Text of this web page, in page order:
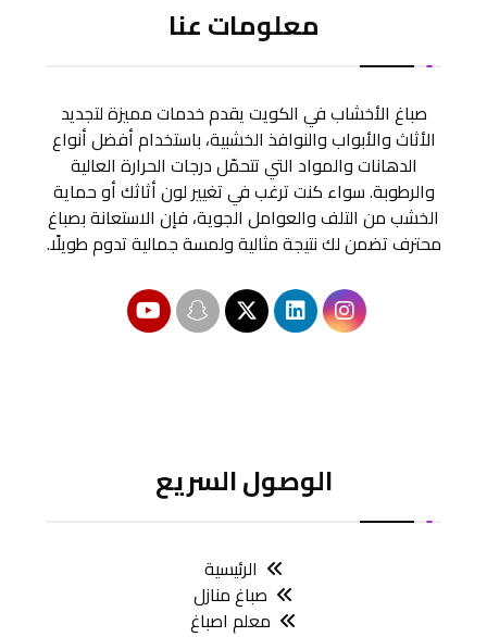
معلومات عنا
صباغ الأخشاب في الكويت يقدم خدمات مميزة لتجديد
الأثاث والأبواب والنوافذ الخشبية، باستخدام أفضل أنواع
الدهانات والمواد التي تتحمّل درجات الحرارة العالية
والرطوبة. سواء كنت ترغب في تغيير لون أثاثك أو حماية
الخشب من التلف والعوامل الجوية، فإن الاستعانة بصباغ
محترف تضمن لك نتيجة مثالية ولمسة جمالية تدوم طويلًا.
الوصول السريع
الرئيسية
صباغ منازل
معلم اصباغ